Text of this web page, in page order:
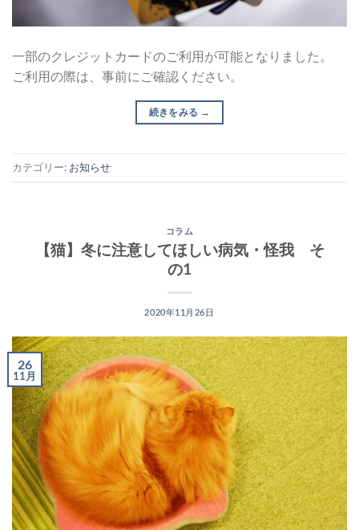
一部のクレジットカードのご利用が可能となりました。
ご利用の際は、事前にご確認ください。
続きをみる →
カテゴリー: お知らせ
コラム
【猫】冬に注意してほしい病気・怪我 そ
の1
2020年11月26日
26
11月